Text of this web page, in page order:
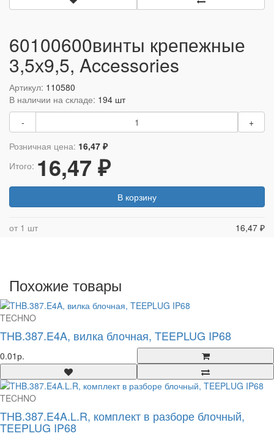
60100600винты крепежные
3,5х9,5, Accessories
Артикул: 110580
В наличии на складе: 194 шт
-
+
Розничная цена: 16,47 ₽
Итого: 16,47 ₽
В корзину
от 1 шт 16,47 ₽
Похожие товары
TECHNO
THB.387.E4A, вилка блочная, TEEPLUG IP68
0.01р.
TECHNO
THB.387.E4A.L.R, комплект в разборе блочный,
TEEPLUG IP68